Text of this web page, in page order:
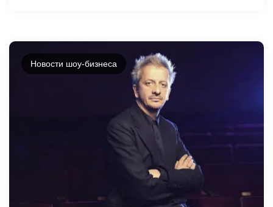
Новости шоу-бизнеса